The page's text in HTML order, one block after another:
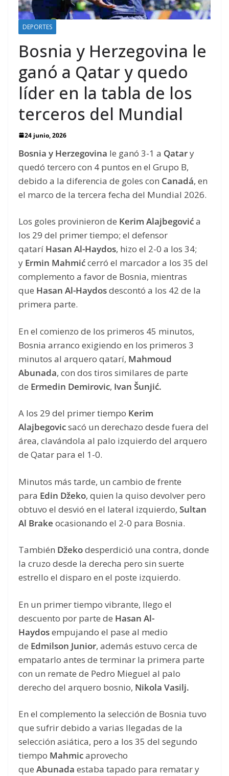
DEPORTES
Bosnia y Herzegovina le
ganó a Qatar y quedo
líder en la tabla de los
terceros del Mundial
24 junio, 2026
Bosnia y Herzegovina le ganó 3-1 a Qatary
quedó tercero con 4 puntos en el Grupo B,
debido a la diferencia de goles con Canadá, en
el marco de la tercera fecha del Mundial 2026.
Los goles provinieron de Kerim Alajbegovića
los 29 del primer tiempo; el defensor
qatarí Hasan Al-Haydos, hizo el 2-0 a los 34;
y Ermin Mahmićcerró el marcador a los 35 del
complemento a favor de Bosnia, mientras
que Hasan Al-Haydosdescontó a los 42 de la
primera parte.
En el comienzo de los primeros 45 minutos,
Bosnia arranco exigiendo en los primeros 3
minutos al arquero qatarí, Mahmoud
Abunada, con dos tiros similares de parte
de Ermedin Demirovic, Ivan Šunjić.
A los 29 del primer tiempo Kerim
Alajbegovicsacó un derechazo desde fuera del
área, clavándola al palo izquierdo del arquero
de Qatar para el 1-0.
Minutos más tarde, un cambio de frente
para Edin Džeko, quien la quiso devolver pero
obtuvo el desvió en el lateral izquierdo, Sultan
Al Brake ocasionando el 2-0 para Bosnia.
También Džekodesperdició una contra, donde
la cruzo desde la derecha pero sin suerte
estrello el disparo en el poste izquierdo.
En un primer tiempo vibrante, llego el
descuento por parte de Hasan Al-
Haydosempujando el pase al medio
de Edmilson Junior, además estuvo cerca de
empatarlo antes de terminar la primera parte
con un remate de Pedro Mieguel al palo
derecho del arquero bosnio, Nikola Vasilj.
En el complemento la selección de Bosnia tuvo
que sufrir debido a varias llegadas de la
selección asiática, pero a los 35 del segundo
tiempo Mahmicaprovecho
que Abunada estaba tapado para rematar y